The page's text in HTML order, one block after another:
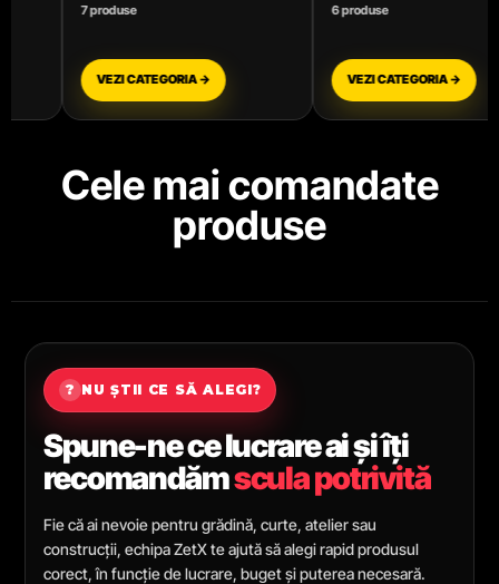
6 produse
VEZI CATEGORIA →
3 produse
VEZI CATEGORIA →
Cele mai comandate
produse
? NU ȘTII CE SĂ ALEGI?
Spune-ne ce lucrare ai și îți
recomandămscula potrivită
Fie că ai nevoie pentru grădină, curte, atelier sau
construcții, echipa ZetX te ajută să alegi rapid produsul
corect, în funcție de lucrare, buget și puterea necesară.